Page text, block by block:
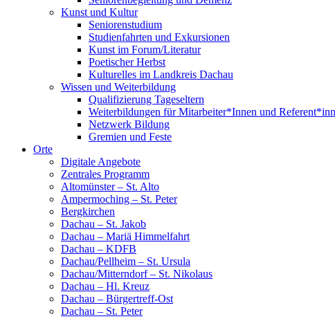
Kunst und Kultur
Seniorenstudium
Studienfahrten und Exkursionen
Kunst im Forum/Literatur
Poetischer Herbst
Kulturelles im Landkreis Dachau
Wissen und Weiterbildung
Qualifizierung Tageseltern
Weiterbildungen für Mitarbeiter*Innen und
Netzwerk Bildung
Gremien und Feste
Orte
Digitale Angebote
Zentrales Programm
Altomünster – St. Alto
Ampermoching – St. Peter
Bergkirchen
Dachau – St. Jakob
Dachau – Mariä Himmelfahrt
Dachau – KDFB
Dachau/Pellheim – St. Ursula
Dachau/Mitterndorf – St. Nikolaus
Dachau – Hl. Kreuz
Dachau – Bürgertreff-Ost
Dachau – St. Peter